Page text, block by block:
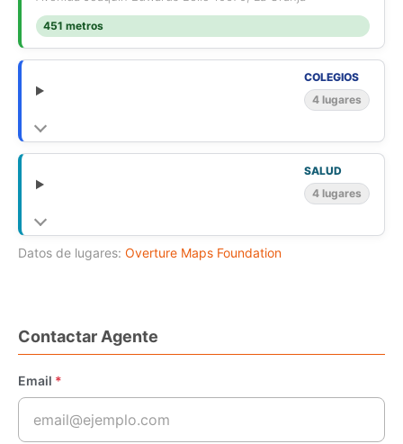
451 metros
COLEGIOS
4 lugares
SALUD
4 lugares
Datos de lugares: Overture Maps Foundation
Contactar Agente
Email *